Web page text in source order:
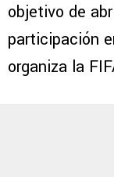
objetivo de
participación
organiza la